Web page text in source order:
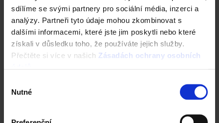
sdílíme se svými partnery pro sociální média, inzerci a
analýzy. Partneři tyto údaje mohou zkombinovat s
dalšími informacemi, které jste jim poskytli nebo které
získali v důsledku toho, že používáte jejich služby.
Přečtěte si více v našich Zásadách ochrany osobních
souhlasu
Nutné
Nástroje a služby